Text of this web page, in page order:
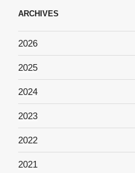
ARCHIVES
2026
2025
2024
2023
2022
2021